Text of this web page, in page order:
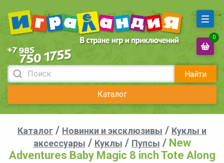
Найти
Каталог
0
Каталог / Новинки и эксклюзивы / Куклы и
аксессуары / Куклы / Пупсы / New
Adventures Baby Magic 8 inch Tote Along